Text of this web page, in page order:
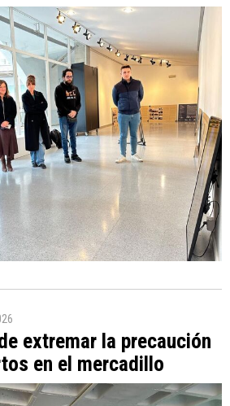
extremar la precaución
en el mercadillo